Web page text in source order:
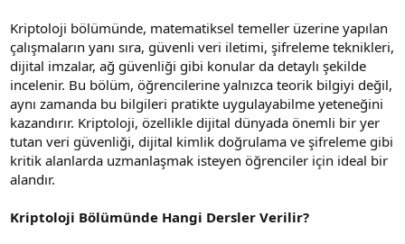
Kriptoloji bölümünde, matematiksel temeller üzerine yapılan
çalışmaların yanı sıra, güvenli veri iletimi, şifreleme teknikleri,
dijital imzalar, ağ güvenliği gibi konular da detaylı şekilde
incelenir. Bu bölüm, öğrencilerine yalnızca teorik bilgiyi değil,
aynı zamanda bu bilgileri pratikte uygulayabilme yeteneğini
kazandırır. Kriptoloji, özellikle dijital dünyada önemli bir yer
tutan veri güvenliği, dijital kimlik doğrulama ve şifreleme gibi
kritik alanlarda uzmanlaşmak isteyen öğrenciler için ideal bir
alandır.
Kriptoloji Bölümünde Hangi Dersler Verilir?